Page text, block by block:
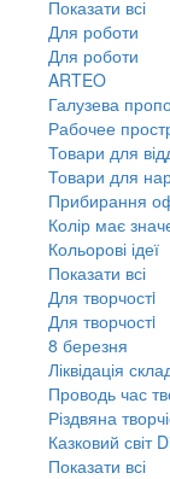
Показати всі
Для роботи
Для роботи
ARTEO
Галузева
Рабочее
Товари для
Товари для
Прибирання
Колір має
Кольорові ідеї
Показати всі
Для творчостi
Для творчостi
8 березня
Ліквідація
Проводь час
Різдвяна
Казковий світ
Показати всі